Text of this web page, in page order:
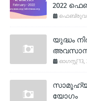
2022
ഫെബ്രുവരി
യുദ്ധം
ഓഗസ്റ്റ് 13,
സാമൂഹ്യ
യോഗം